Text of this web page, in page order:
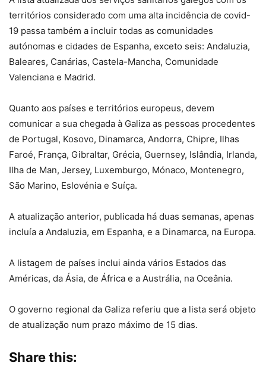
territórios considerado com uma alta incidência de covid-
19 passa também a incluir todas as comunidades
autónomas e cidades de Espanha, exceto seis: Andaluzia,
Baleares, Canárias, Castela-Mancha, Comunidade
Valenciana e Madrid.
Quanto aos países e territórios europeus, devem
comunicar a sua chegada à Galiza as pessoas procedentes
de Portugal, Kosovo, Dinamarca, Andorra, Chipre, Ilhas
Faroé, França, Gibraltar, Grécia, Guernsey, Islândia, Irlanda,
Ilha de Man, Jersey, Luxemburgo, Mónaco, Montenegro,
São Marino, Eslovénia e Suíça.
A atualização anterior, publicada há duas semanas, apenas
incluía a Andaluzia, em Espanha, e a Dinamarca, na Europa.
A listagem de países inclui ainda vários Estados das
Américas, da Ásia, de África e a Austrália, na Oceânia.
O governo regional da Galiza referiu que a lista será objeto
de atualização num prazo máximo de 15 dias.
Share this: